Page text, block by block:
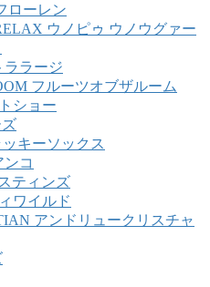
ローレン
ウノピゥ ウノウグァー
ララージ
フルーツオブザルーム
ショー
キーソックス
ンコ
ティンズ
ワイルド
アンドリュークリスチャ